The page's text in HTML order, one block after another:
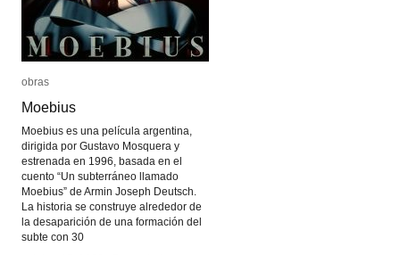
obras
Moebius
Moebius es una película argentina,
dirigida por Gustavo Mosquera y
estrenada en 1996, basada en el
cuento “Un subterráneo llamado
Moebius” de Armin Joseph Deutsch.
La historia se construye alrededor de
la desaparición de una formación del
subte con 30
obras
Moebius